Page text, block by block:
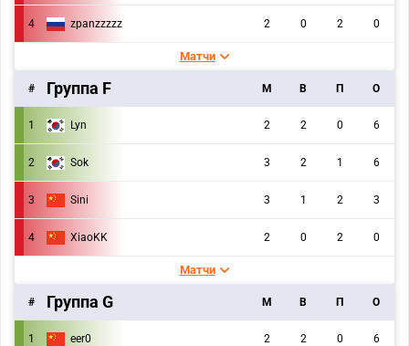
4 zpanzzzzz 2 0 2 0
Матчи
# Группа F M В П О
1 Lyn 2 2 0 6
2 Sok 3 2 1 6
3 Sini 3 1 2 3
4 XiaoKK 2 0 2 0
Матчи
# Группа G M В П О
1 eer0 2 2 0 6